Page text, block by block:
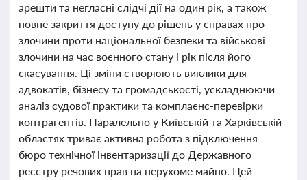
арешти та негласні слідчі дії на один рік, а також
повне закриття доступу до рішень у справах про
злочини проти національної безпеки та військові
злочини на час воєнного стану і рік після його
скасування. Ці зміни створюють виклики для
адвокатів, бізнесу та громадськості, ускладнюючи
аналіз судової практики та комплаєнс-перевірки
контрагентів. Паралельно у Київській та Харківській
областях триває активна робота з підключення
бюро технічної інвентаризації до Державного
реєстру речових прав на нерухоме майно. Цей